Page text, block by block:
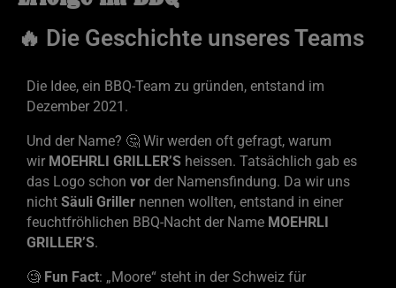
🔥 Die Geschichte unseres Teams
Die Idee, ein BBQ-Team zu gründen, entstand im
Dezember 2021.
Und der Name? 🤔 Wir werden oft gefragt, warum
wir MOEHRLI GRILLER’S heissen. Tatsächlich gab es
das Logo schon vor der Namensfindung. Da wir uns
nicht Säuli Griller nennen wollten, entstand in einer
feuchtfröhlichen BBQ-Nacht der Name MOEHRLI
GRILLER’S.
🧐 Fun Fact: „Moore“ steht in der Schweiz für